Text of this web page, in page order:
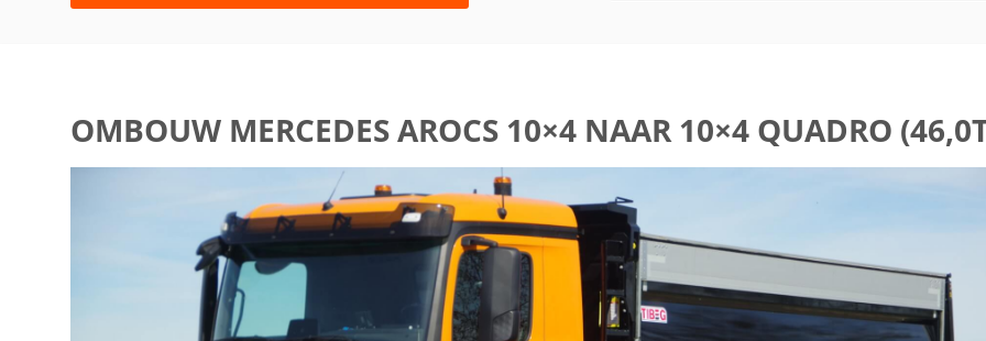
OMBOUW MERCEDES AROCS 10×4 NAAR 10×4 QUADRO